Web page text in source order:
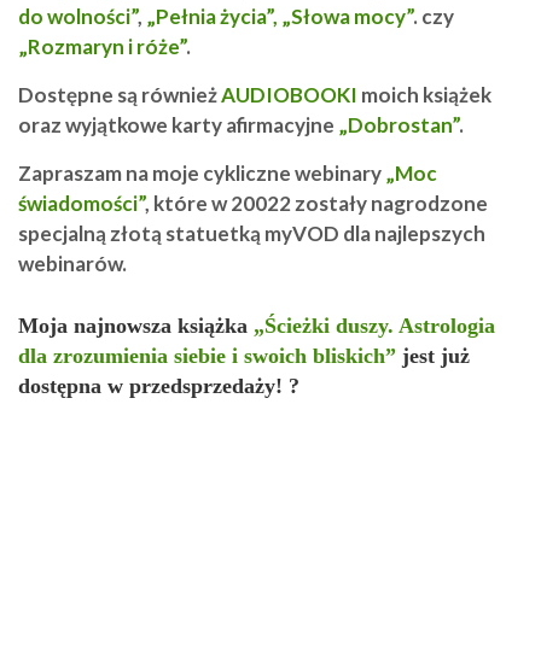
do wolności”, „Pełnia życia”, „Słowa mocy”. czy
„Rozmaryn i róże”.
Dostępne są równieżAUDIOBOOKI moich książek
oraz wyjątkowe karty afirmacyjne „Dobrostan”.
Zapraszam na moje cykliczne webinary„Moc
świadomości”, które w 20022 zostały nagrodzone
specjalną złotą statuetką myVOD dla najlepszych
webinarów.
Moja najnowsza książka „Ścieżki duszy. Astrologia
dla zrozumienia siebie i swoich bliskich” jest już
dostępna w przedsprzedaży! ?